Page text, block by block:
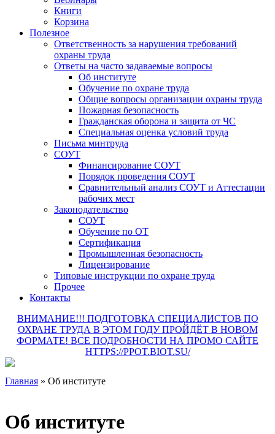
Книги
Корзина
Полезное
Ответственность за нарушения требований
охраны труда
Ответы на часто задаваемые вопросы
Об институте
Обучение по охране труда
Общие вопросы организации охраны труда
Пожарная безопасность
Гражданская оборона и защита от ЧС
Специальная оценка условий труда
Письма минтруда
СОУТ
Финансирование СОУТ
Порядок проведения СОУТ
Сравнительный анализ СОУТ и Аттестации
рабочих мест
Законодательство
СОУТ
Обучение по ОТ
Сертификация
Промышленная безопасность
Лицензирование
Типовые инструкции по охране труда
Прочее
Контакты
ВНИМАНИЕ!!! ПОДГОТОВКА СПЕЦИАЛИСТОВ ПО
ОХРАНЕ ТРУДА В ЭТОМ ГОДУ ПРОЙДЁТ В НОВОМ
ФОРМАТЕ! ВСЕ ПОДРОБНОСТИ НА ПРОМО САЙТЕ
HTTPS://PPOT.BIOT.SU/
Главная » Об институте
Об институте